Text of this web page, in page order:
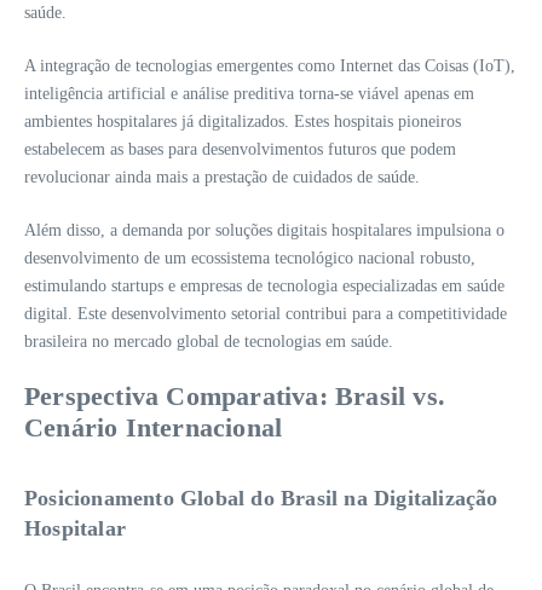
saúde.
A integração de tecnologias emergentes como Internet das Coisas (IoT),
inteligência artificial e análise preditiva torna-se viável apenas em
ambientes hospitalares já digitalizados. Estes hospitais pioneiros
estabelecem as bases para desenvolvimentos futuros que podem
revolucionar ainda mais a prestação de cuidados de saúde.
Além disso, a demanda por soluções digitais hospitalares impulsiona o
desenvolvimento de um ecossistema tecnológico nacional robusto,
estimulando startups e empresas de tecnologia especializadas em saúde
digital. Este desenvolvimento setorial contribui para a competitividade
brasileira no mercado global de tecnologias em saúde.
Perspectiva Comparativa: Brasil vs.
Cenário Internacional
Posicionamento Global do Brasil na Digitalização
Hospitalar